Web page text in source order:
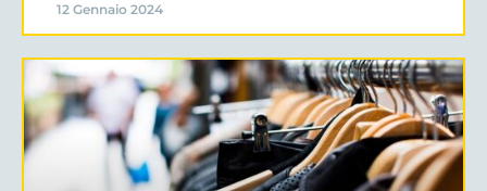
12 Gennaio 2024